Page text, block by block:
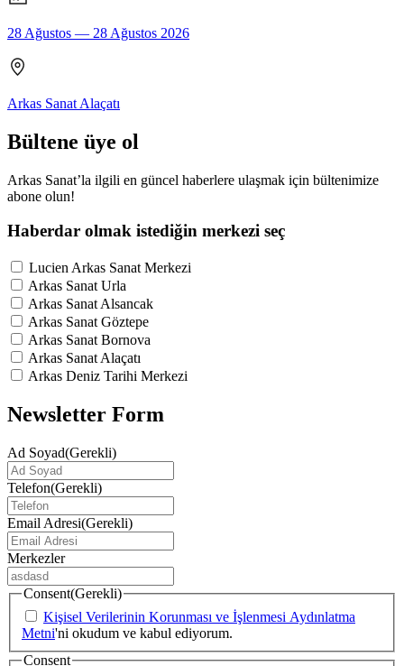
28 Ağustos — 28 Ağustos 2026
Arkas Sanat Alaçatı
Bültene üye ol
Arkas Sanat’la ilgili en güncel haberlere ulaşmak için bültenimize
abone olun!
Haberdar olmak istediğin merkezi seç
Lucien Arkas Sanat Merkezi
Arkas Sanat Urla
Arkas Sanat Alsancak
Arkas Sanat Göztepe
Arkas Sanat Bornova
Arkas Sanat Alaçatı
Arkas Deniz Tarihi Merkezi
Newsletter Form
Ad Soyad(Gerekli)
Telefon(Gerekli)
Email Adresi(Gerekli)
Merkezler
Consent(Gerekli)
Kişisel Verilerinin Korunması ve İşlenmesi Aydınlatma
Metni'ni okudum ve kabul ediyorum.
Consent